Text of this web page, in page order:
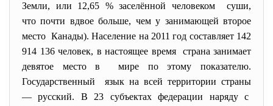
Земли, или 12,65 % заселённой человеком суши,
что почти вдвое больше, чем у занимающей второе
место Канады). Население на 2011 год составляет 142
914 136 человек, в настоящее время страна занимает
девятое место в мире по этому показателю.
Государственный язык на всей территории страны
— русский. В 23 субъектах федерации наряду с